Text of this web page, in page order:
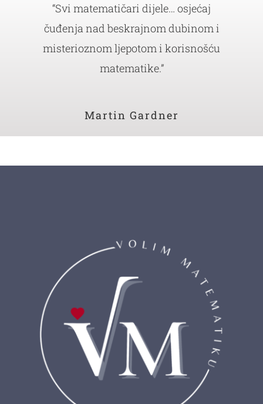
“Svi matematičari dijele… osjećaj
čuđenja nad beskrajnom dubinom i
misterioznom ljepotom i korisnošću
matematike.”
Martin Gardner